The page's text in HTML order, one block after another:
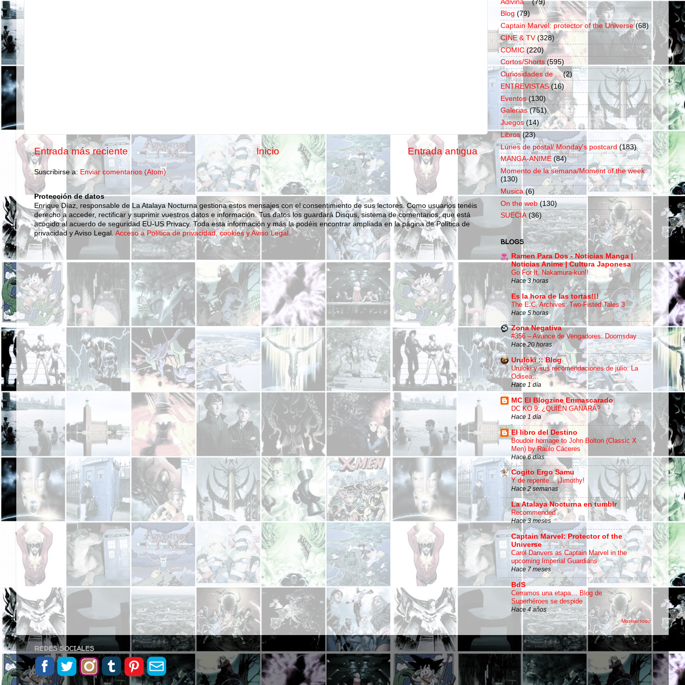
Entrada más reciente Entrada antigua
Inicio
Suscribirse a: Enviar comentarios (Atom)
Protección de datos
Enrique Díaz, responsable de La Atalaya Nocturna gestiona estos mensajes con el consentimiento de sus lectores. Como usuarios tenéis
derecho a acceder, rectificar y suprimir vuestros datos e información. Tus datos los guardará Disqus, sistema de comentarios, que está
acogido al acuerdo de seguridad EU-US Privacy. Toda esta información y más la podéis encontrar ampliada en la página de Política de
privacidad y Aviso Legal. Acceso a Política de privacidad, cookies y Aviso Legal.
Adivina... (79)
Blog (79)
Captain Marvel: protector of the Universe (68)
CINE & TV (328)
COMIC (220)
Cortos/Shorts (595)
Curiosidades de ... (2)
ENTREVISTAS (16)
Eventos (130)
Galerias (751)
Juegos (14)
Libros (23)
Lunes de postal/ Monday's postcard (183)
MANGA-ANIME (84)
Momento de la semana/Moment of the week
(130)
Musica (6)
On the web (130)
SUECIA (36)
BLOGS
Ramen Para Dos - Noticias Manga |
Noticias Anime | Cultura Japonesa
Go For It, Nakamura-kun!!
Hace 3 horas
Es la hora de las tortas!!!
The E.C. Archives: Two-Fisted Tales 3
Hace 5 horas
Zona Negativa
#356 – Avance de Vengadores: Doomsday
Hace 20 horas
Uruloki :: Blog
Uruloki y sus recomendaciones de julio: La
Odisea…
Hace 1 día
MC El Blogzine Enmascarado
DC KO 9: ¿QUIÉN GANARÁ?
Hace 1 día
El libro del Destino
Boudoir homage to John Bolton (Classic X
Men) by Raúlo Cáceres
Hace 6 días
Cogito Ergo Samu
Y de repente... ¡Jimothy!
Hace 2 semanas
La Atalaya Nocturna en tumblr
Recommended
Hace 3 meses
Captain Marvel: Protector of the
Universe
Carol Danvers as Captain Marvel in the
upcoming Imperial Guardians
Hace 7 meses
BdS
Cerramos una etapa… Blog de
Superhéroes se despide
Hace 4 años
Mostrar todo
REDES SOCIALES